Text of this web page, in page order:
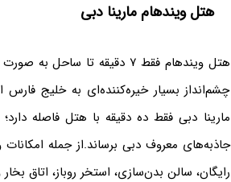
هتل ویندهام مارینا دبی
چشم‌انداز بسیار خیره‌کننده‌ای به خلیج
مارینا دبی فقط ده دقیقه با هتل فاصله
جاذبه‌های معروف دبی برساند.از جمله
رایگان، سالن بدن‌سازی، استخر روباز، اتاق